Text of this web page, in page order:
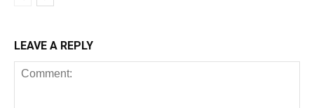
LEAVE A REPLY